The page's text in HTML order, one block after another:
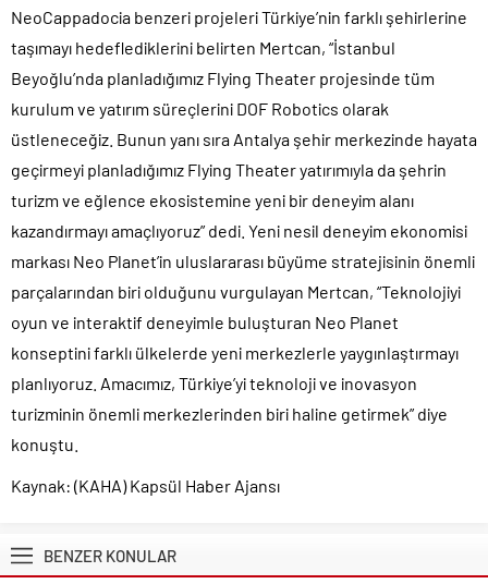
NeoCappadocia benzeri projeleri Türkiye’nin farklı şehirlerine
taşımayı hedeflediklerini belirten Mertcan, “İstanbul
Beyoğlu’nda planladığımız Flying Theater projesinde tüm
kurulum ve yatırım süreçlerini DOF Robotics olarak
üstleneceğiz. Bunun yanı sıra Antalya şehir merkezinde hayata
geçirmeyi planladığımız Flying Theater yatırımıyla da şehrin
turizm ve eğlence ekosistemine yeni bir deneyim alanı
kazandırmayı amaçlıyoruz” dedi. Yeni nesil deneyim ekonomisi
markası Neo Planet’in uluslararası büyüme stratejisinin önemli
parçalarından biri olduğunu vurgulayan Mertcan, “Teknolojiyi
oyun ve interaktif deneyimle buluşturan Neo Planet
konseptini farklı ülkelerde yeni merkezlerle yaygınlaştırmayı
planlıyoruz. Amacımız, Türkiye’yi teknoloji ve inovasyon
turizminin önemli merkezlerinden biri haline getirmek” diye
konuştu.
Kaynak: (KAHA) Kapsül Haber Ajansı
BENZER KONULAR